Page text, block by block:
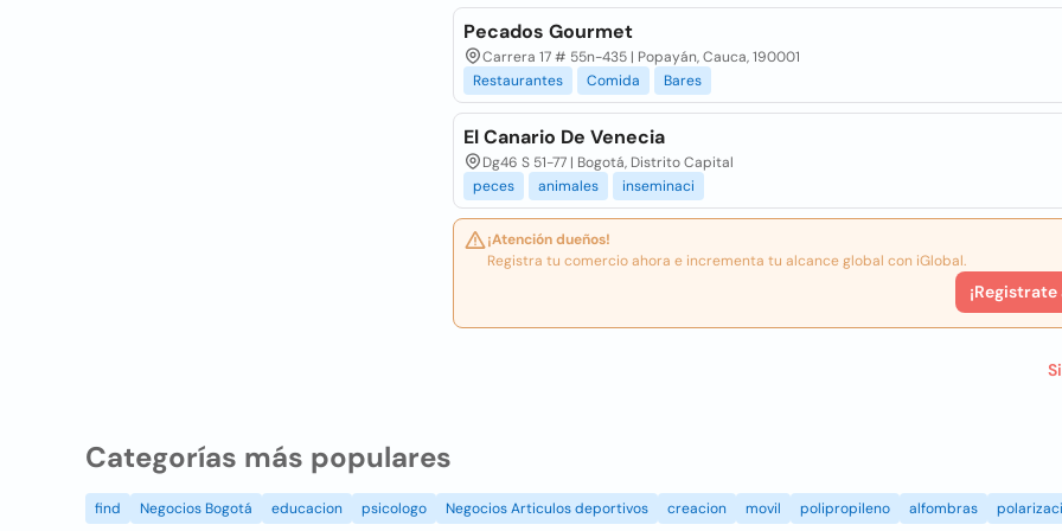
Pecados Gourmet
Carrera 17 # 55n-435 | Popayán, Cauca, 190001
Restaurantes
Comida Bares
El Canario De Venecia
Dg46 S 51-77 | Bogotá, Distrito Capital
peces
animales inseminaci
¡Atención dueños!
Registra tu comercio ahora e incrementa tu alcance global con iGlobal.
¡Registrate
Categorías más populares
find Negocios Bogotá educacion psicologo Negocios Articulos deportivos creacion movil polipropileno alfombras